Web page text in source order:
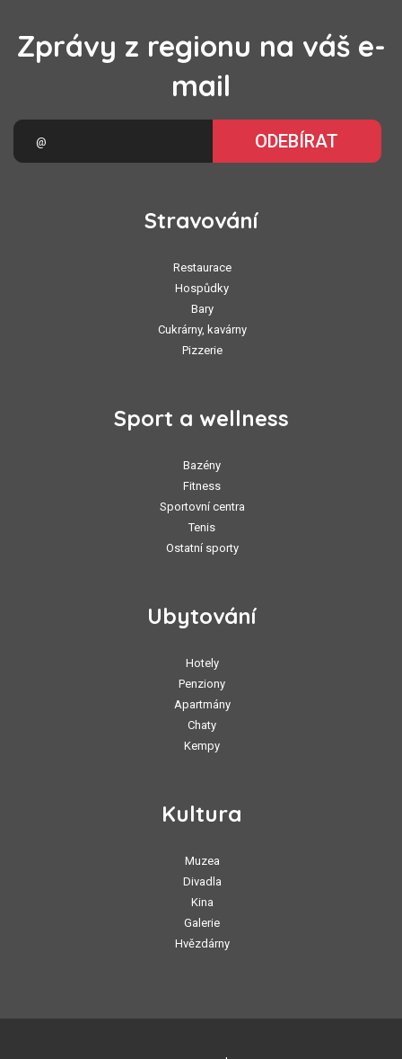
Zprávy z regionu na váš e-
mail
ODEBÍRAT
Stravování
Restaurace
Hospůdky
Bary
Cukrárny, kavárny
Pizzerie
Sport a wellness
Bazény
Fitness
Sportovní centra
Tenis
Ostatní sporty
Ubytování
Hotely
Penziony
Apartmány
Chaty
Kempy
Kultura
Muzea
Divadla
Kina
Galerie
Hvězdárny